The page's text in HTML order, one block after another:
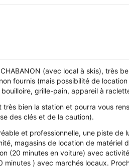
(avec local à skis), très
fournis (mais possibilité de
grille-pain, appareil à
bien la station et pourra vous
des clés et de la caution).
et professionnelle, une piste
magasins de location de matériel
(20 minutes en voiture) avec
) avec marchés locaux.